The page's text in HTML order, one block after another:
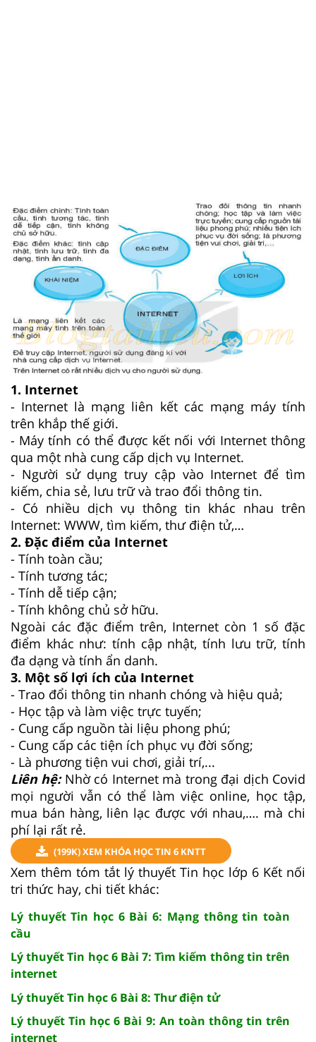
1. Internet
- Internet là mạng liên kết các mạng máy tính
trên khắp thế giới.
- Máy tính có thể được kết nối với Internet thông
qua một nhà cung cấp dịch vụ Internet.
- Người sử dụng truy cập vào Internet để tìm
kiếm, chia sẻ, lưu trữ và trao đổi thông tin.
- Có nhiều dịch vụ thông tin khác nhau trên
Internet: WWW, tìm kiếm, thư điện tử,…
2. Đặc điểm của Internet
- Tính toàn cầu;
- Tính tương tác;
- Tính dễ tiếp cận;
- Tính không chủ sở hữu.
Ngoài các đặc điểm trên, Internet còn 1 số đặc
điểm khác như: tính cập nhật, tính lưu trữ, tính
đa dạng và tính ẩn danh.
3. Một số lợi ích của Internet
- Trao đổi thông tin nhanh chóng và hiệu quả;
- Học tập và làm việc trực tuyến;
- Cung cấp nguồn tài liệu phong phú;
- Cung cấp các tiện ích phục vụ đời sống;
- Là phương tiện vui chơi, giải trí,...
Liên hệ:Nhờ có Internet mà trong đại dịch Covid
mọi người vẫn có thể làm việc online, học tập,
mua bán hàng, liên lạc được với nhau,…. mà chi
phí lại rất rẻ.
(199K) XEM KHÓA HỌC TIN 6 KNTT
Xem thêm tóm tắt lý thuyết Tin học lớp 6 Kết nối
tri thức hay, chi tiết khác:
Lý thuyết Tin học 6 Bài 6: Mạng thông tin toàn
cầu
Lý thuyết Tin học 6 Bài 7: Tìm kiếm thông tin trên
internet
Lý thuyết Tin học 6 Bài 8: Thư điện tử
Lý thuyết Tin học 6 Bài 9: An toàn thông tin trên
internet